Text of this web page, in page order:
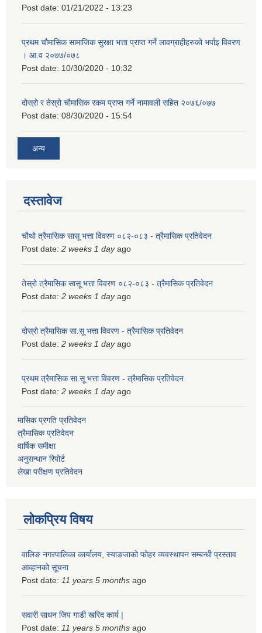
Post date: 01/21/2022 - 13:23
प्रथम चौमासिक सामाजिक सुरक्षा भत्ता प्राप्त गर्ने लावग्राहीहरुको भर्पाइ विवरण
। आ.व २०७७/०७८
Post date: 10/30/2020 - 10:32
दोस्रो र तेस्रो चौमासिक रकम प्राप्त गर्ने नामावली सहित २०७६/०७७
Post date: 08/30/2020 - 15:54
अन्य
दस्तावेज
चौथो त्रैमासिक सासू भत्ता विवरण ०८२-०८३ - त्रैमासिक प्रतिवेदन
Post date: 2 weeks 1 dayago
तेस्रो त्रैमासिक सासू भत्ता विवरण ०८२-०८३ - त्रैमासिक प्रतिवेदन
Post date: 2 weeks 1 dayago
दोस्रो त्रैमासिक सा.सू भत्ता विवरण - त्रैमासिक प्रतिवेदन
Post date: 2 weeks 1 dayago
प्रथम त्रैमासिक सा.सू भत्ता विवरण - त्रैमासिक प्रतिवेदन
Post date: 2 weeks 1 dayago
मासिक प्रगति प्रतिवेदन
त्रैमासिक प्रतिवेदन
वार्षिक समीक्षा
अनुसन्धान रिपोर्ट
लेखा परीक्षण प्रतिवेदन
लोकप्रिय विषय
वालिङ नगरपालिका कार्यालय, स्याङजाको फोहर व्यवस्थापन सम्बन्धी प्रस्ताव
आव्हानको सूचना
Post date: 11 years 5 months ago
सवारी साधन जिप गाडी खरिद कार्य |
Post date: 11 years 5 months ago